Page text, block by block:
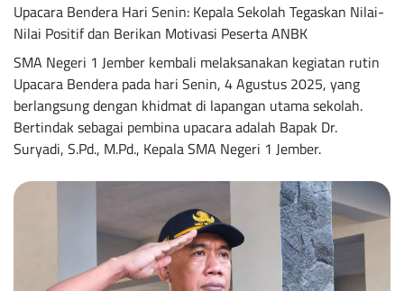
Upacara Bendera Hari Senin: Kepala Sekolah Tegaskan Nilai-
Nilai Positif dan Berikan Motivasi Peserta ANBK
SMA Negeri 1 Jember kembali melaksanakan kegiatan rutin
Upacara Bendera pada hari Senin, 4 Agustus 2025, yang
berlangsung dengan khidmat di lapangan utama sekolah.
Bertindak sebagai pembina upacara adalah Bapak Dr.
Suryadi, S.Pd., M.Pd., Kepala SMA Negeri 1 Jember.